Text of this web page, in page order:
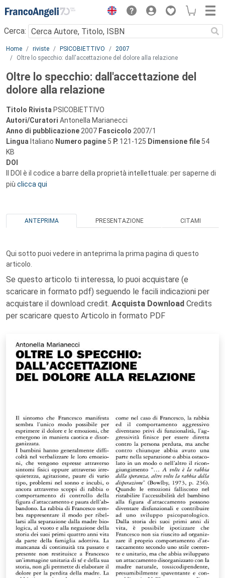
Menu
Cerca:
Main content
Home riviste PSICOBIETTIVO
2007
Oltre lo specchio: dall'accettazione del dolore alla relazione
Oltre lo specchio: dall'accettazione del
dolore alla relazione
Titolo Rivista PSICOBIETTIVO
Autori/Curatori Antonella Marianecci
Anno di pubblicazione 2007 Fascicolo 2007/1
Lingua Italiano Numero pagine 5 P. 121-125 Dimensione file 54
KB
DOI
Il DOI è il codice a barre della proprietà intellettuale: per saperne di
più clicca qui
ANTEPRIMA PRESENTAZIONE CITAMI
Qui sotto puoi vedere in anteprima la prima pagina di questo
articolo.
Se questo articolo ti interessa, lo puoi acquistare (e
scaricare in formato pdf) seguendo le facili indicazioni per
acquistare il download credit. Acquista Download Credits
per scaricare questo Articolo in formato PDF